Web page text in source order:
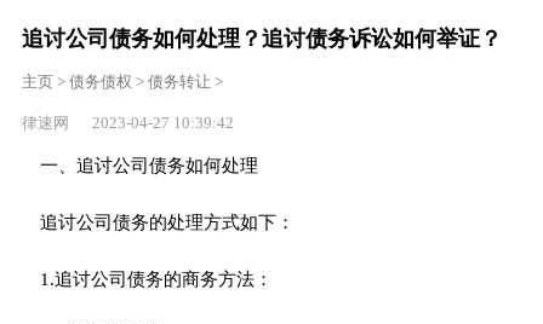
追讨公司债务如何处理？追讨债务诉讼如何举证？
主页> 债务债权 > 债务转让 >
律速网 2023-04-27 10:39:42
一、追讨公司债务如何处理
追讨公司债务的处理方式如下：
1.追讨公司债务的商务方法：